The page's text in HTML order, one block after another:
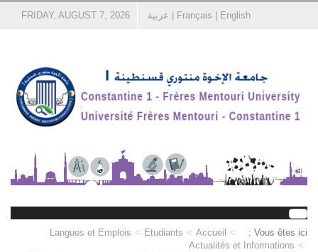
FRIDAY, AUGUST 7, 2026 Français English عربية
Vous êtes ici :
Accueil
Etudiants
Langues et Emplois
Actualités et Informations